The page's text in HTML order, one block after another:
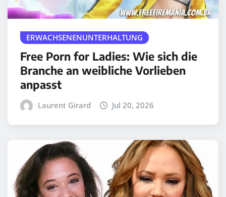
ERWACHSENENUNTERHALTUNG
Free Porn for Ladies: Wie sich die
Branche an weibliche Vorlieben
anpasst
Laurent Girard Jul 20, 2026